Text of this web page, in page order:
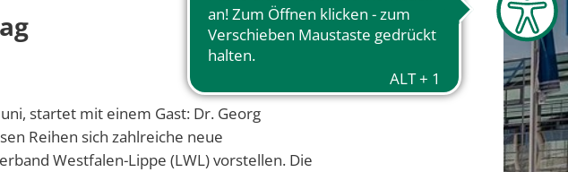
startet mit einem Gast: Dr. Georg
Reihen sich zahlreiche neue
Westfalen-Lippe (LWL) vorstellen. Die